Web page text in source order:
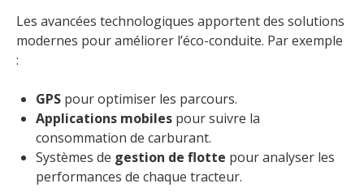
Les avancées technologiques apportent des solutions
modernes pour améliorer l’éco-conduite. Par exemple
:
GPS pour optimiser les parcours.
Applications mobiles pour suivre la
consommation de carburant.
Systèmes de gestion de flotte pour analyser les
performances de chaque tracteur.